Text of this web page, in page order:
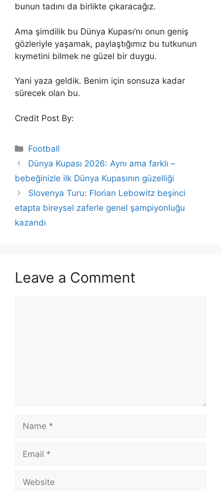
bunun tadını da birlikte çıkaracağız.
Ama şimdilik bu Dünya Kupası’nı onun geniş
gözleriyle yaşamak, paylaştığımız bu tutkunun
kıymetini bilmek ne güzel bir duygu.
Yani yaza geldik. Benim için sonsuza kadar
sürecek olan bu.
Credit Post By:
Categories
Football
Dünya Kupası 2026: Aynı ama farklı –
bebeğinizle ilk Dünya Kupasının güzelliği
Slovenya Turu: Florian Lebowitz beşinci
etapta bireysel zaferle genel şampiyonluğu
kazandı
Leave a Comment